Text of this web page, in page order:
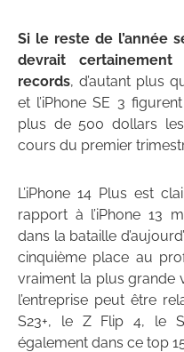
Si le reste de l’année
devrait
records, d’autant plus
et l’iPhone SE 3
plus de 500 dollars
cours du premier
L’iPhone 14 Plus est
rapport à l’iPhone 13
dans la bataille
cinquième place au
vraiment la plus grande
l’entreprise peut être
S23+, le Z Flip 4, le
également dans ce top